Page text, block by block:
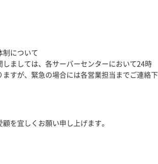
について
しましては、各サーバーセンターにおいて24時
ますが、緊急の場合には各営業担当までご連絡下
を宜しくお願い申し上げます。